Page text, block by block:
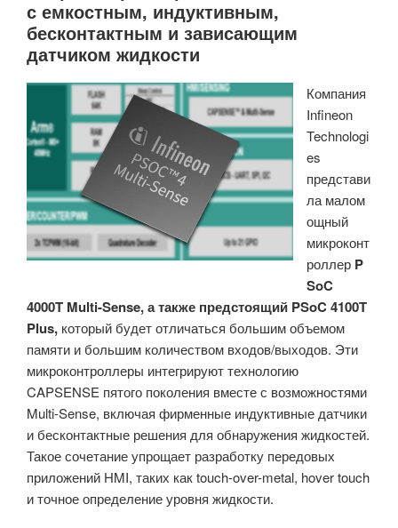
RZ/V2N
объединяет
до
TOPS
AI-
мощности,
Mali-
C55
поддержку
двух
камер
с емкостным, индуктивным,
бесконтактным и зависающим
датчиком жидкости
Компания
Infineon
Technologi
es
представи
ла малом
ощный
микроконт
роллер P
SoC
4000T Multi-Sense, а также предстоящий PSoC 4100T
Plus, который будет отличаться большим объемом
памяти и большим количеством входов/выходов. Эти
микроконтроллеры интегрируют технологию
CAPSENSE пятого поколения вместе с возможностями
Multi-Sense, включая фирменные индуктивные датчики
и бесконтактные решения для обнаружения жидкостей.
Такое сочетание упрощает разработку передовых
приложений HMI, таких как touch-over-metal, hover touch
и точное определение уровня жидкости.